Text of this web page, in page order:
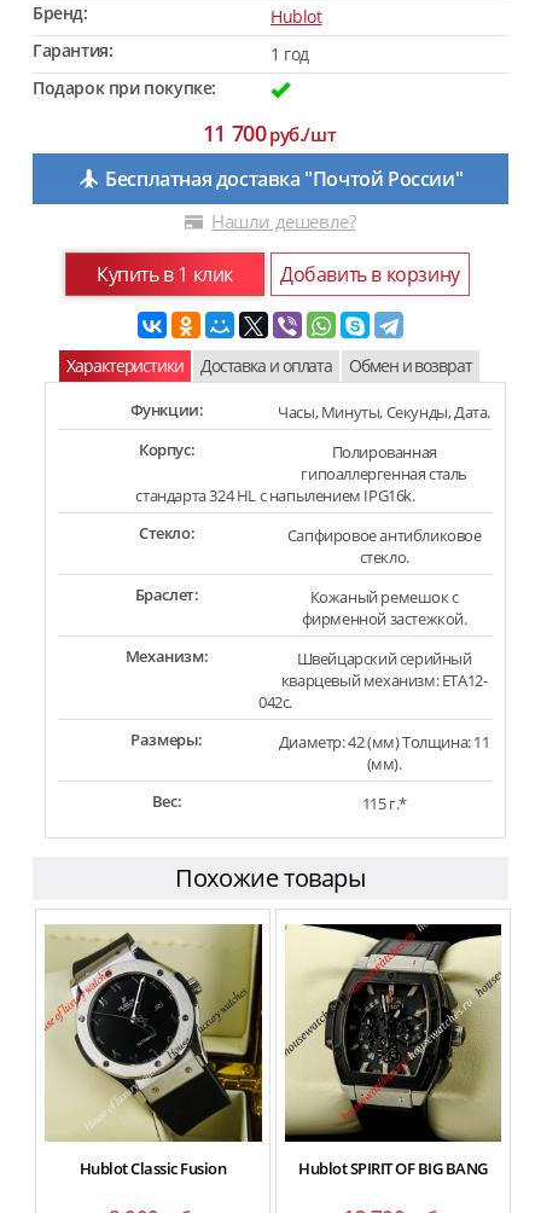
Бренд:
Hublot
Гарантия:
1 год
Подарок при покупке:
11 700руб./шт
Бесплатная доставка "Почтой России"
Нашли дешевле?
Купить в 1 клик Добавить в корзину
Характеристики Доставка и оплата Обмен и возврат
Функции:
Часы, Минуты, Секунды, Дата.
Корпус:
Полированная
гипоаллергенная сталь
стандарта 324 HL с напылением IPG16k.
Стекло:
Сапфировое антибликовое
стекло.
Браслет:
Кожаный ремешок с
фирменной застежкой.
Механизм:
Швейцарский серийный
кварцевый механизм: ETA12-
042c.
Размеры:
Диаметр: 42 (мм) Толщина: 11
(мм).
Вес:
115 г.*
Похожие товары
Hublot Classic Fusion Hublot SPIRIT OF BIG BANG